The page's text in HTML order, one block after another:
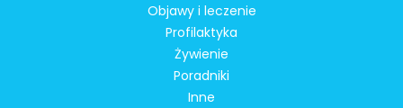
Objawy i leczenie
Profilaktyka
Żywienie
Poradniki
Inne